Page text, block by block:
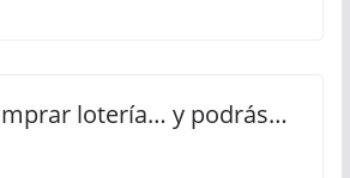
lotería… y podrás…